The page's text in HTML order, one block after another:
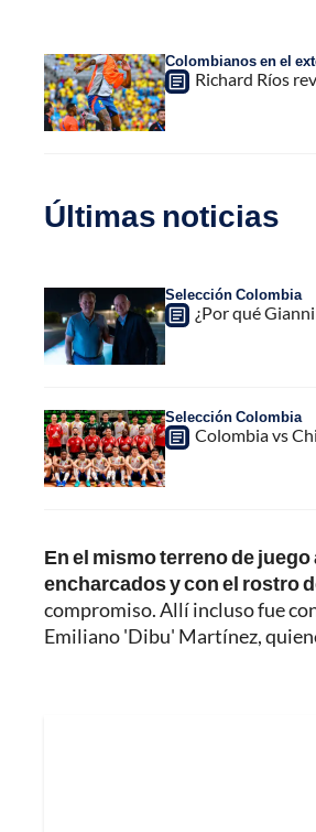
Colombianos en el
Richard Ríos
Últimas noticias
Selección Colombia
¿Por qué
Selección Colombia
Colombia vs
En el mismo terreno de
encharcados y con el rostro
compromiso. Allí incluso fue
Emiliano 'Dibu' Martínez,